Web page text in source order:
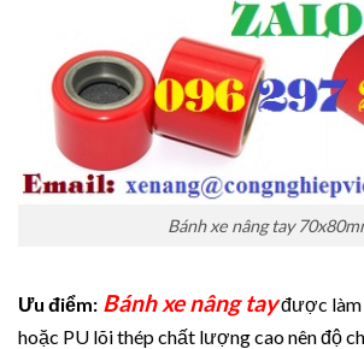
Bánh xe nâng tay
Ưu điểm: Bánh xe nâng tayđược làm
hoặc PU lõi thép chất lượng cao nên độ